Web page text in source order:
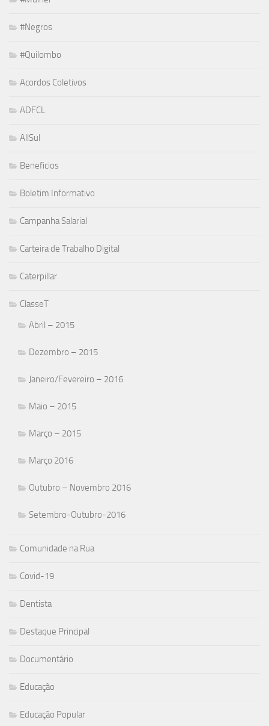
#Negros
#Quilombo
Acordos Coletivos
ADFCL
AllSul
Beneficios
Boletim Informativo
Campanha Salarial
Carteira de Trabalho Digital
Caterpillar
ClasseT
Abril – 2015
Dezembro – 2015
Janeiro/Fevereiro – 2016
Maio – 2015
Março – 2015
Março 2016
Outubro – Novembro 2016
Setembro-Outubro-2016
Comunidade na Rua
Covid-19
Dentista
Destaque Principal
Documentário
Educação
Educação Popular